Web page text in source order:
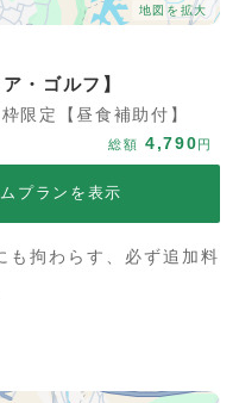
地図を拡大
・ゴルフ】
限定【昼食補助付】
総額 4,790円
プランを表示
も拘わらす、必ず追加料